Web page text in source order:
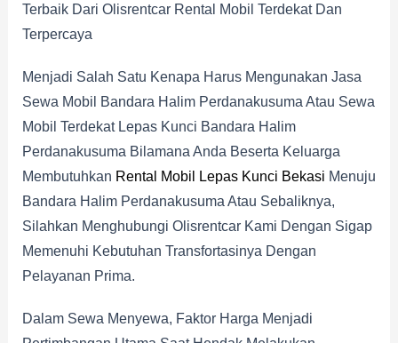
Terbaik Dari Olisrentcar Rental Mobil Terdekat Dan
Terpercaya
Menjadi Salah Satu Kenapa Harus Mengunakan Jasa
Sewa Mobil Bandara Halim Perdanakusuma Atau Sewa
Mobil Terdekat Lepas Kunci Bandara Halim
Perdanakusuma Bilamana Anda Beserta Keluarga
Membutuhkan Rental Mobil Lepas Kunci Bekasi Menuju
Bandara Halim Perdanakusuma Atau Sebaliknya,
Silahkan Menghubungi Olisrentcar Kami Dengan Sigap
Memenuhi Kebutuhan Transfortasinya Dengan
Pelayanan Prima.
Dalam Sewa Menyewa, Faktor Harga Menjadi